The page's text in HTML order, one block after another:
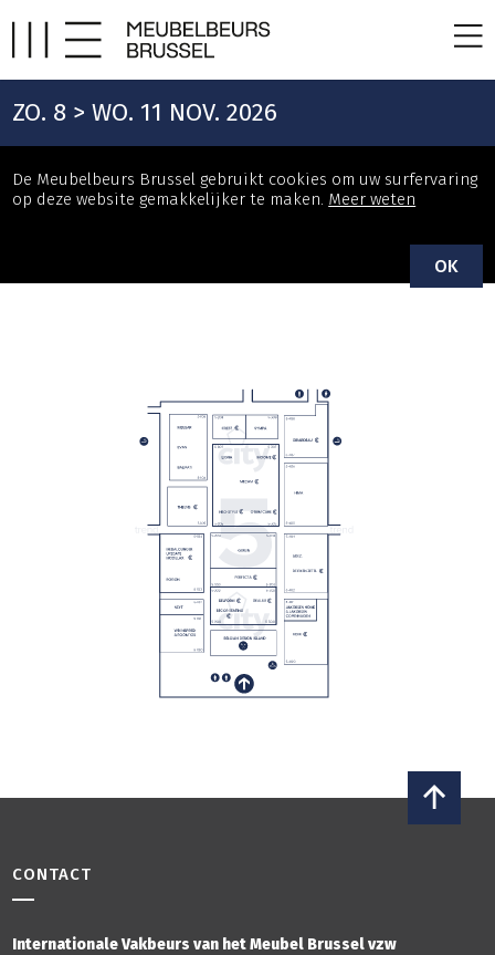
ZO. 8 > WO. 11 NOV. 2026
De Meubelbeurs Brussel gebruikt cookies om uw surfervaring
op deze website gemakkelijker te maken. Meer weten
OK
CONTACT
Internationale Vakbeurs van het Meubel Brussel vzw